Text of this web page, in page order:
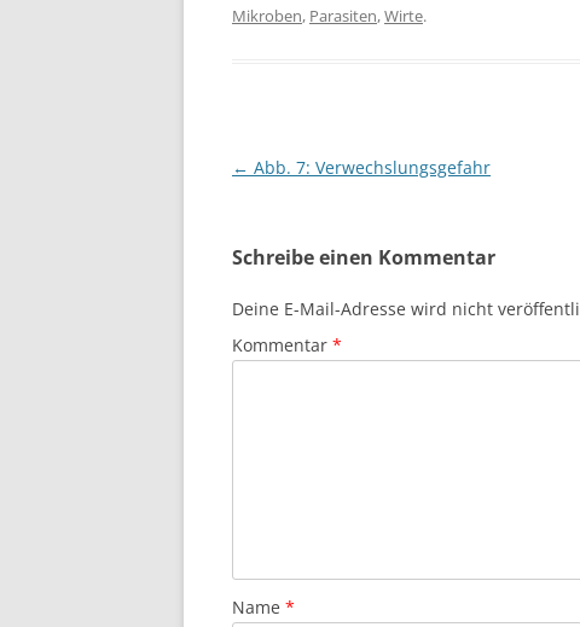
Mikroben, Parasiten,Wirte.
Beitragsnavigation
← Abb. 7: Verwechslungsgefahr
Schreibe einen Kommentar
Deine E-Mail-Adresse wird nicht
Kommentar *
Name *